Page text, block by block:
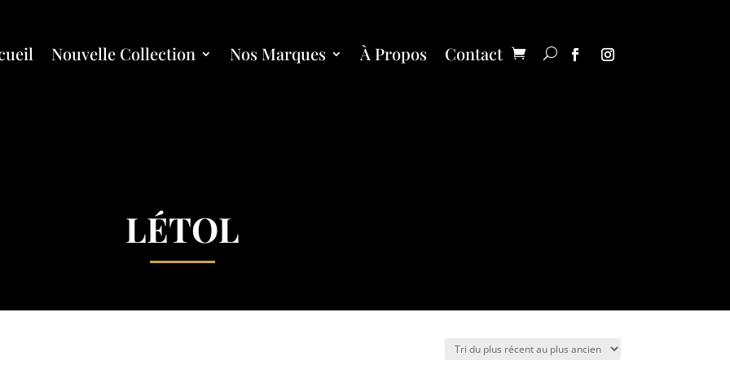
Nouvelle Collection Nos Marques À Propos Contact
létol